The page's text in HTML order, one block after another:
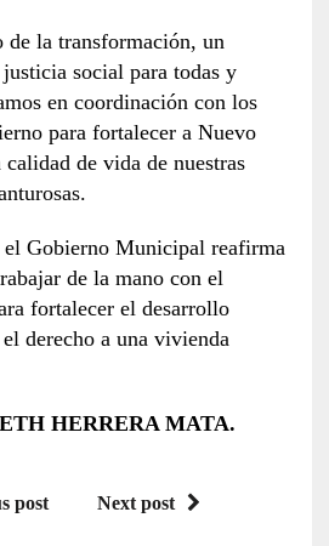
de la transformación, un
social para todas y
en coordinación con los
para fortalecer a Nuevo
de vida de nuestras
el Gobierno Municipal reafirma
de la mano con el
fortalecer el desarrollo
derecho a una vivienda
HERRERA MATA.
post Next post